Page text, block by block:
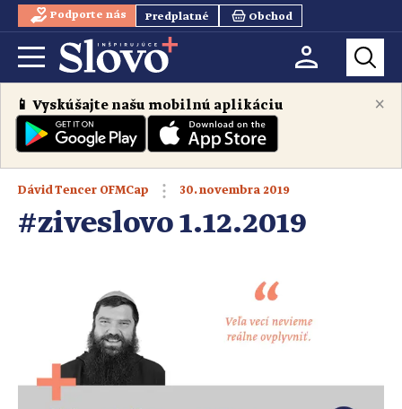
Podporte nás Predplatné Obchod
×
📱 Vyskúšajte našu mobilnú aplikáciu
Dávid Tencer OFMCap 30. novembra 2019
#ziveslovo 1.12.2019